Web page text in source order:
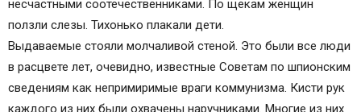
несчастными соотечественниками. По щекам женщин
ползли слезы. Тихонько плакали дети.
Выдаваемые стояли молчаливой стеной. Это были все люди
в расцвете лет, очевидно, известные Советам по шпионским
сведениям как непримиримые враги коммунизма. Кисти рук
каждого из них были охвачены наручниками. Многие из них